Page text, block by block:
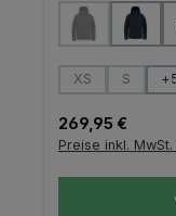
Farbe
(Diese Option
Größe
XS
(Diese Option
S
(Diese
+
Regulärer Preis:
269,95 €
Preise inkl.